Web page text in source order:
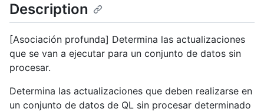
Description
[Asociación profunda] Determina las actualizaciones
que se van a ejecutar para un conjunto de datos sin
procesar.
Determina las actualizaciones que deben realizarse en
un conjunto de datos de QL sin procesar determinado